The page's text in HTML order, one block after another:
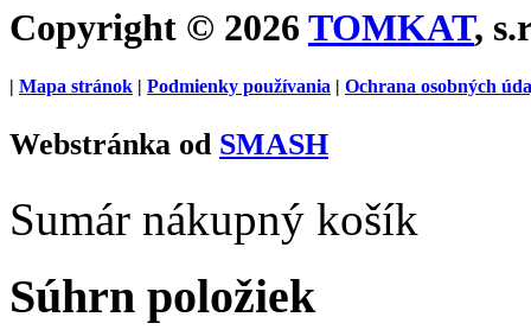
Copyright © 2026 TOMKAT,
| Mapa stránok | Podmienky používania | Ochrana osobných
Webstránka od SMASH
Sumár nákupný košík
Súhrn položiek